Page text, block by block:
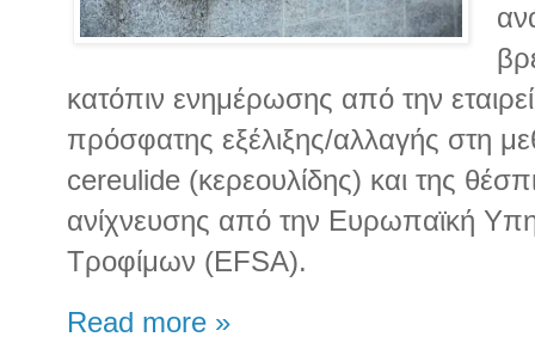
κατόπιν ενημέρωσης από την
πρόσφατης εξέλιξης/αλλαγής στη
cereulide (κερεουλίδης) και της
ανίχνευσης από την Eυρωπαϊκή
Τροφίμων (EFSA).
Read more »